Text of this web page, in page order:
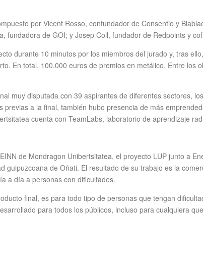
por Vicent Rosso, confundador de Consentio y
fundadora de GOI; y Josep Coll, fundador de Redpoints y
durante 10 minutos por los miembros del jurado y, tras
En total, 100.000 euros de premios en metálico. Entre los
muy disputada con 39 aspirantes de diferentes sectores,
a la final, también hubo presencia de más
cuenta con TeamLabs, laboratorio de aprendizaje
de Mondragon Unibertsitatea, el proyecto LUP junto a
de Oñati. El resultado de su trabajo es la
a día a personas con dificultades.
final, es para todo tipo de personas que tengan
para todos los públicos, incluso para cualquiera